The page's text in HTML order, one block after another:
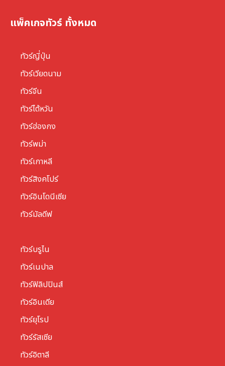
แพ็คเกจทัวร์ ทั้งหมด
ทัวร์ญี่ปุ่น
ทัวร์เวียดนาม
ทัวร์จีน
ทัวร์ไต้หวัน
ทัวร์ฮ่องกง
ทัวร์พม่า
ทัวร์เกาหลี
ทัวร์สิงคโปร์
ทัวร์อินโดนีเซีย
ทัวร์มัลดีฟ
ทัวร์บรูไน
ทัวร์เนปาล
ทัวร์ฟิลิปปินส์
ทัวร์อินเดีย
ทัวร์ยุโรป
ทัวร์รัสเซีย
ทัวร์อิตาลี